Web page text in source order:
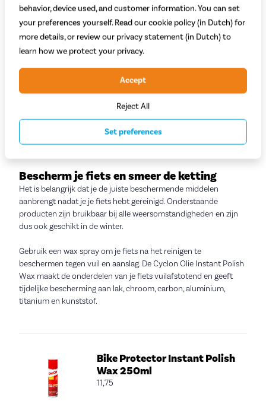
Bionet Chain
Bekijk dit product
Bescherm je fiets en smeer de ketting
Het is belangrijk dat je de juiste beschermende middelen
aanbrengt nadat je je fiets hebt gereinigd. Onderstaande
producten zijn bruikbaar bij alle weersomstandigheden en zijn
dus ook geschikt in de winter.
Gebruik een wax spray om je fiets na het reinigen te
beschermen tegen vuil en aanslag. De Cyclon Olie Instant Polish
Wax maakt de onderdelen van je fiets vuilafstotend en geeft
tijdelijke bescherming aan lak, chroom, carbon, aluminium,
titanium en kunststof.
Bike Protector Instant Polish
Wax 250ml
11,75
behavior, device used, and customer information. You can set
your preferences yourself. Read our cookie policy (in Dutch) for
more details, or review our privacy statement (in Dutch) to
learn how we protect your privacy.
Reject All
Accept
Set preferences